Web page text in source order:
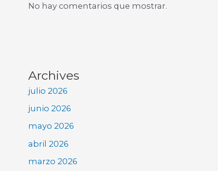
No hay comentarios que mostrar.
Archives
julio 2026
junio 2026
mayo 2026
abril 2026
marzo 2026